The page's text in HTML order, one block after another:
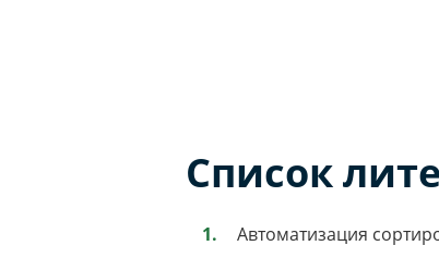
Список
Автоматизация